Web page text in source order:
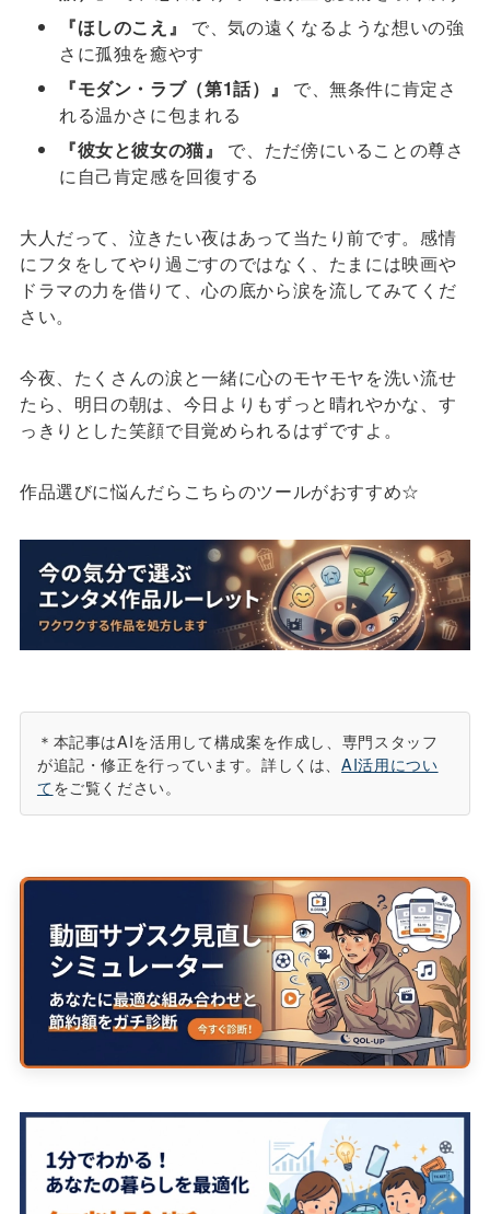
『ほしのこえ』
で、気の遠くなるような想いの強
さに孤独を癒やす
『モダン・ラブ（第1話）』
で、無条件に肯定さ
れる温かさに包まれる
『彼女と彼女の猫』
で、ただ傍にいることの尊さ
に自己肯定感を回復する
大人だって、泣きたい夜はあって当たり前です。感情
にフタをしてやり過ごすのではなく、たまには映画や
ドラマの力を借りて、心の底から涙を流してみてくだ
さい。
今夜、たくさんの涙と一緒に心のモヤモヤを洗い流せ
たら、明日の朝は、今日よりもずっと晴れやかな、す
っきりとした笑顔で目覚められるはずですよ。
作品選びに悩んだらこちらのツールがおすすめ☆
＊本記事はAIを活用して構成案を作成し、専門スタッフ
が追記・修正を行っています。詳しくは、AI活用につい
てをご覧ください。